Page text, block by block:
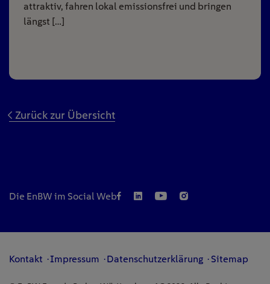
attraktiv, fahren lokal emissionsfrei und bringen
längst […]
Zurück zur Übersicht
Die EnBW im Social Web
Kontakt Impressum Datenschutzerklärung Sitemap